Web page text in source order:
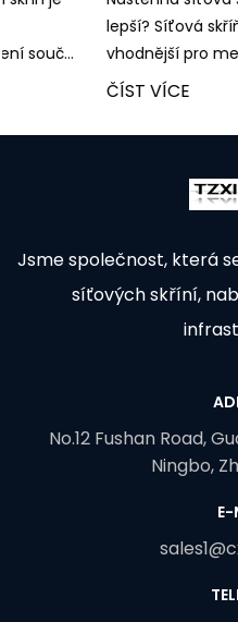
lepší? Síťová skříň pro
vhodnější pro menší
Jsme společnost, která
síťových skříní,
No.12 Fushan Road,
Ningbo,
E-